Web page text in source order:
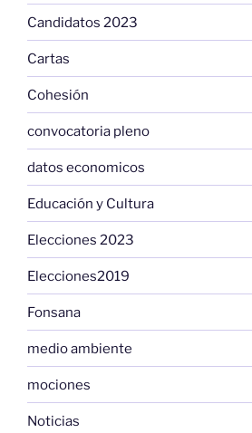
Candidatos 2023
Cartas
Cohesión
convocatoria pleno
datos economicos
Educación y Cultura
Elecciones 2023
Elecciones2019
Fonsana
medio ambiente
mociones
Noticias